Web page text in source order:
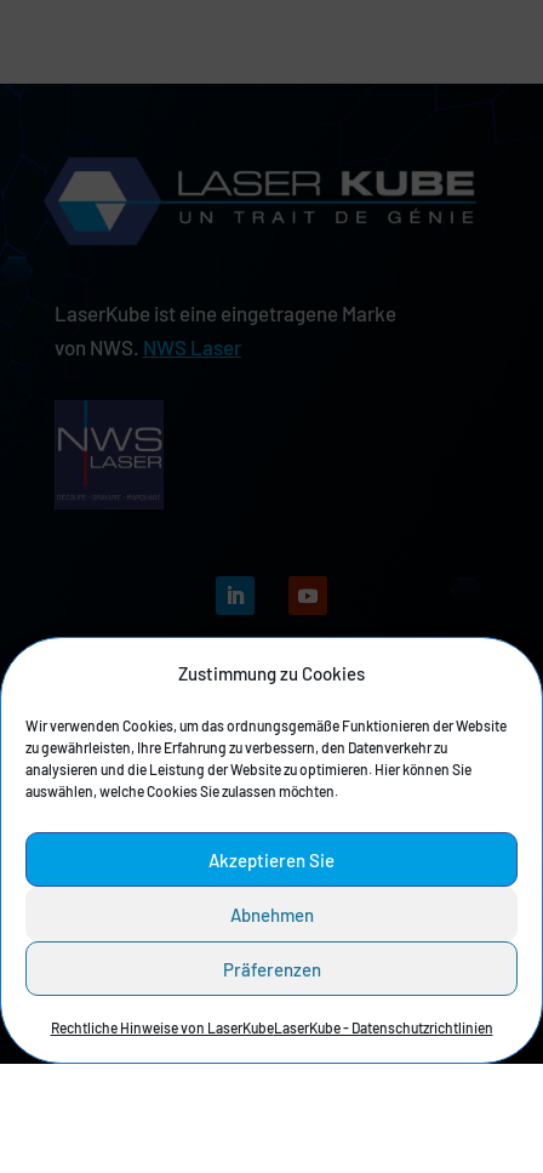
Zustimmung zu Cookies
Wir verwenden Cookies, um das ordnungsgemäße Funktionieren der Website
zu gewährleisten, Ihre Erfahrung zu verbessern, den Datenverkehr zu
analysieren und die Leistung der Website zu optimieren. Hier können Sie
auswählen, welche Cookies Sie zulassen möchten.
Akzeptieren Sie
Abnehmen
Präferenzen
Rechtliche Hinweise von LaserKubeLaserKube - Datenschutzrichtlinien
LaserKube ist eine eingetragene Marke
von NWS. NWS Laser
Per E-Mail: info@laserkube.fr
Per Telefon: +33 4 81 68 04 04
Unsere Geschichte
Datenschutzrichtlinie